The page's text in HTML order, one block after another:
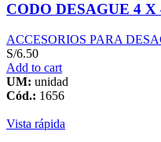
CODO DESAGUE 4 X
ACCESORIOS PARA
S/6.50
Add to cart
UM: unidad
Cód.: 1656
Vista rápida